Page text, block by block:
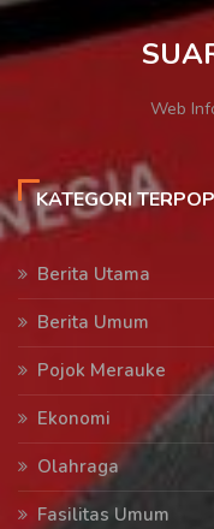
Web
KATEGORI
Berita Utama
Berita Umum
Pojok Merauke
Ekonomi
Olahraga
Fasilitas Umum